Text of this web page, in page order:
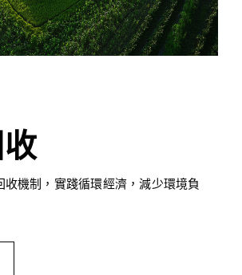
收機制，實踐循環經濟，減少環境負